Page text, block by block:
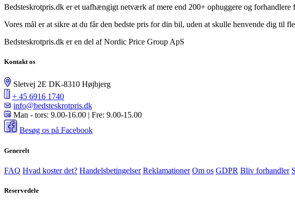
Bedsteskrotpris.dk er et uafhængigt netværk af mere end 200+ ophuggere og forhandlere
Vores mål er at sikre at du får den bedste pris for din bil, uden at skulle henvende dig til
Bedsteskrotpris.dk er en del af Nordic Price Group ApS
Kontakt os
Sletvej 2E DK-8310 Højbjerg
+ 45 6916 1740
info@bedsteskrotpris.dk
Man - tors: 9.00-16.00 | Fre: 9.00-15.00
Besøg os på Facebook
Generelt
FAQ Hvad koster det? Handelsbetingelser Reklamationer Om os GDPR Bliv forhandler
Reservedele